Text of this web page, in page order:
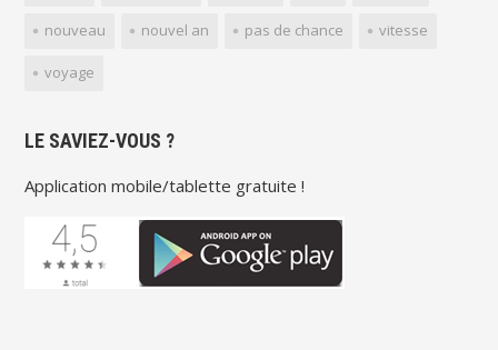
nouveau nouvel an pas de chance vitesse
voyage
LE SAVIEZ-VOUS ?
Application mobile/tablette gratuite !